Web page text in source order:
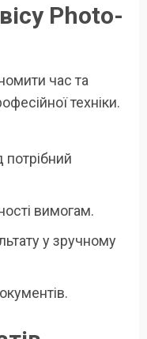
Photo-
час та
техніки.
вимогам.
у зручному